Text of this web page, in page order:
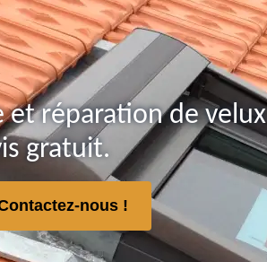
et réparation de velux
gratuit.
nous !